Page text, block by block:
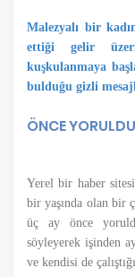
Malezyalı bir
ettiği gelir
kuşkulanmaya
bulduğu gizli
ÖNCE
Yerel bir haber
bir yaşında olan bir
üç ay önce
söyleyerek işinden
ve kendisi de